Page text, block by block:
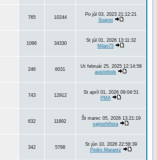
765 10244
Po júl 03, 2023 21:12:21
Soaron
1096 34330
St júl 01, 2026 13:11:32
Milan75
246 6031
Ut február 25, 2025 12:14:58
austinhols
743 12912
St apríl 01, 2026 09:04:51
PMA
632 11892
Št marec 05, 2026 13:21:19
vajnorhifista
342 5788
St jún 10, 2026 22:58:39
Pedro Marantz